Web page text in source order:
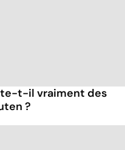
t-il vraiment des
?